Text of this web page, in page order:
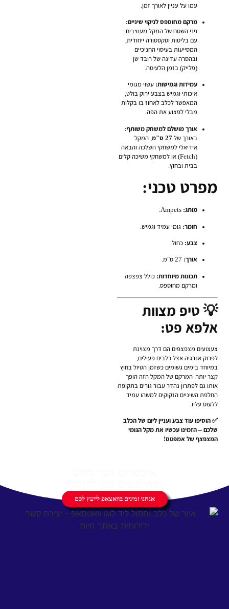
עמו על עניין לאורך זמן.
מרקם מחוספס לניקוי שיניים:
פני השטח של המקל מעוצבים
עם בליטות וטקסטורה ייחודית,
המסייעות בעיסוי החניכיים
ובהסרה עדינה של רובד שן
(פלייק) בזמן הלעיסה.
עמידות וגמישות: עשוי מגומי
איכותי וגמיש בצבע ירוק בולט,
המאפשר לכלב לאחוז בו בקלות
מבלי לפצוע את הפה.
אורך מושלם למשחק משותף:
באורך של27 ס"מ
, המקל
אידיאלי למשחקי השלכה והבאה
(Fetch) או למשחקי משיכה קלים
בבית ובחוץ.
מפרט טכני:
מותג: Ampets.
חומר: גומי עמיד וגמיש.
צבע: כחול.
אורך:
תכונות מיוחדות: כולל צפצפה
ומרקם מחוספס.
💡 טיפ מצוות
אלפא פט:
צעצועים מצפצפים הם דרך מצוינת
לפרוק אנרגיה אצל כלבים פעילים,
במיוחד בימים גשומים כשזמן הטיול בחוץ
קצר יותר. המרקם של המקל הזה הופך
אותו גם לפתרון נהדר עבור גורים בתקופת
החלפת השיניים הזקוקים למשהו עמיד
ללעוס עליו.
✅ הוסיפו עוד צבע ועניין ליום של הכלב
שלכם – הזמינו עכשיו את מקל הגומי
המצפצף של אמפטס!
אנחנו זמינים בוואצאפ לייעץ לכם